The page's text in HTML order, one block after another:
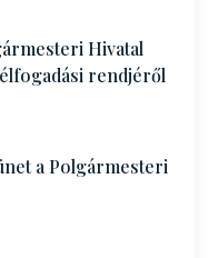
Hivatal
rendjéről
a Polgármesteri